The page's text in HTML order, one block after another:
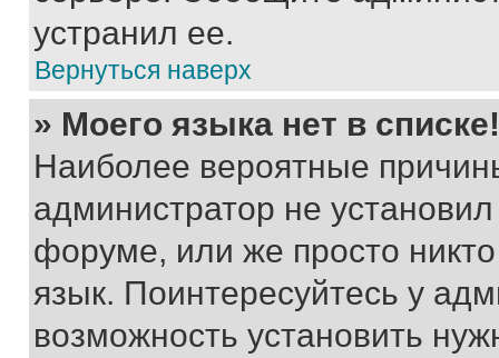
устранил ее.
Вернуться наверх
» Моего языка нет в списке!
Наиболее вероятные
администратор не
форуме, или же просто
язык. Поинтересуйтесь у
возможность установить